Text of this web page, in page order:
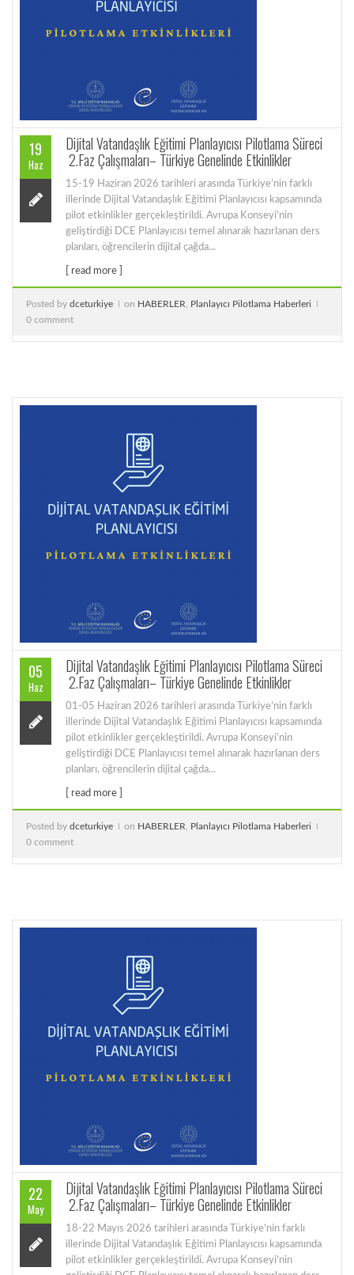
19
Haz
Dijital Vatandaşlık Eğitimi Planlayıcısı Pilotlama Süreci
2.Faz Çalışmaları– Türkiye Genelinde Etkinlikler
15-19 Haziran 2026 tarihleri arasında Türkiye’nin farklı
illerinde Dijital Vatandaşlık Eğitimi Planlayıcısı kapsamında
pilot etkinlikler gerçekleştirildi. Avrupa Konseyi’nin
geliştirdiği DCE Planlayıcısı temel alınarak hazırlanan ders
planları, öğrencilerin dijital çağda...
[ read more ]
Posted by dceturkiye on HABERLER
Planlayıcı Pilotlama Haberleri
0 comment
05
Haz
Dijital Vatandaşlık Eğitimi Planlayıcısı Pilotlama Süreci
2.Faz Çalışmaları– Türkiye Genelinde Etkinlikler
01-05 Haziran 2026 tarihleri arasında Türkiye’nin farklı
illerinde Dijital Vatandaşlık Eğitimi Planlayıcısı kapsamında
pilot etkinlikler gerçekleştirildi. Avrupa Konseyi’nin
geliştirdiği DCE Planlayıcısı temel alınarak hazırlanan ders
planları, öğrencilerin dijital çağda...
[ read more ]
Posted by dceturkiye on HABERLER
Planlayıcı Pilotlama Haberleri
0 comment
22
May
Dijital Vatandaşlık Eğitimi Planlayıcısı Pilotlama Süreci
2.Faz Çalışmaları– Türkiye Genelinde Etkinlikler
18-22 Mayıs 2026 tarihleri arasında Türkiye’nin farklı
illerinde Dijital Vatandaşlık Eğitimi Planlayıcısı kapsamında
pilot etkinlikler gerçekleştirildi. Avrupa Konseyi’nin